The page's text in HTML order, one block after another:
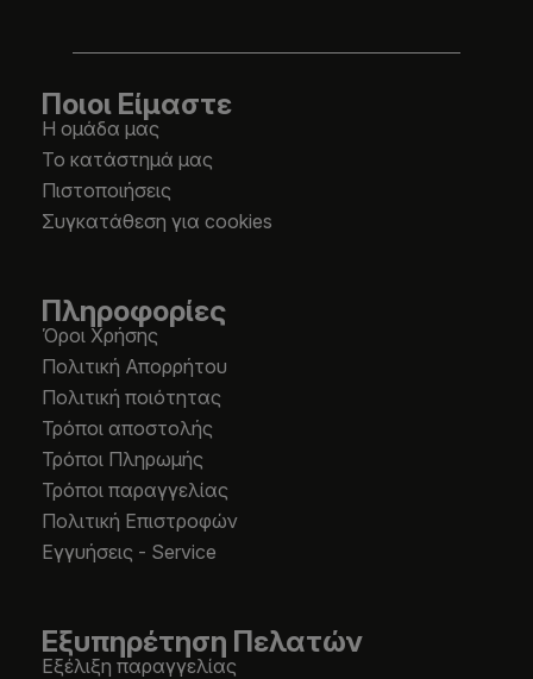
Ποιοι Είμαστε
Η ομάδα μας
Το κατάστημά μας
Πιστοποιήσεις
Συγκατάθεση για cookies
Πληροφορίες
Όροι Χρήσης
Πολιτική Απορρήτου
Πολιτική ποιότητας
Τρόποι αποστολής
Τρόποι Πληρωμής
Τρόποι παραγγελίας
Πολιτική Επιστροφών
Εγγυήσεις - Service
Εξυπηρέτηση Πελατών
Εξέλιξη παραγγελίας